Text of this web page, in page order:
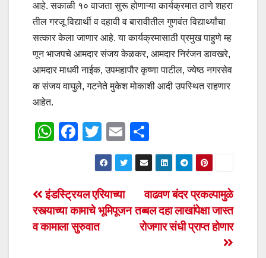
आहे. सकाळी १० वाजता सुरू होणाऱ्या कार्यक्रमात ठाणे शहरा
तील गरजू विद्यार्थी व दहावी व बारावीतील गुणवंत विद्यार्थ्यांचा
सत्कार केला जाणार आहे. या कार्यक्रमासाठी प्रमुख पाहुणे म्ह
णून भाजपचे आमदार संजय केळकर, आमदार निरंजन डावखरे,
आमदार माधवी नाईक, उपमहापौर कृष्णा पाटील, ज्येष्ठ नगरसेव
क संजय वाघुले, गटनेते मुकेश मोकाशी आदी उपस्थित राहणार
आहेत.
W
s
A
p
F
e
b
o
T
wi
tt
er
E
m
ail
h
ar
e
Post
navigation
वाढवण बंदर प्रकल्पामुळे
तब्बल दहा लाखांपेक्षा जास्त
रोजगार संधी प्राप्त होणार
इंडस्ट्रियल एरियाच्या
रस्त्याच्या कामाचे भूमिपूजन
व कामाला सुरुवात